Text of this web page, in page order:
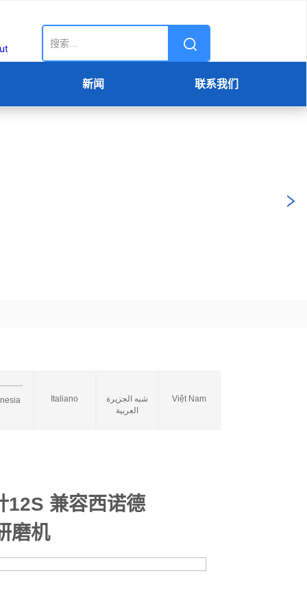
新闻 联系我们
Italiano
شبه الجزيرة
العربية
Việt Nam
12S 兼容西诺德
磨机